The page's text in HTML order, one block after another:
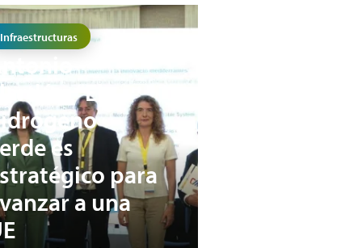
Infraestructuras
“El
es
para
a una